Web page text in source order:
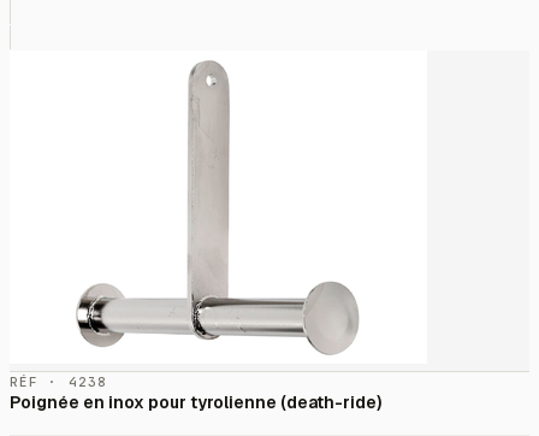
RÉF · 4238
Poignée en inox pour tyrolienne (death-ride)